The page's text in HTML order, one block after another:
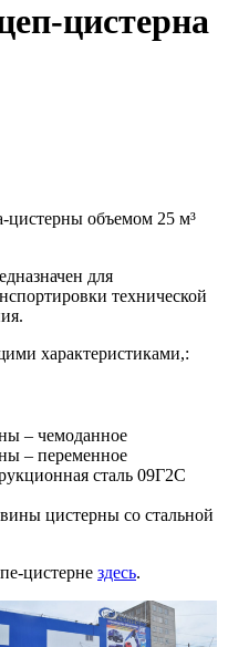
цистерна
цистерны объемом 25 м³
для
технической
характеристиками,:
– чемоданное
– переменное
сталь 09Г2С
цистерны со стальной
цистерне здесь.